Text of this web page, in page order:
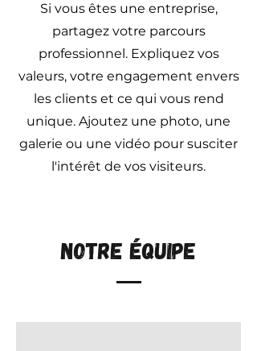
Si vous êtes une entreprise,
partagez votre parcours
professionnel. Expliquez vos
valeurs, votre engagement envers
les clients et ce qui vous rend
unique. Ajoutez une photo, une
galerie ou une vidéo pour susciter
l'intérêt de vos visiteurs.
Notre équipe